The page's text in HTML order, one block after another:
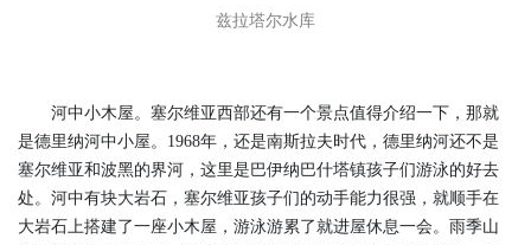
兹拉塔尔水库
河中小木屋。塞尔维亚西部还有一个景点值得介绍一下，那就
是德里纳河中小屋。1968年，还是南斯拉夫时代，德里纳河还不是
塞尔维亚和波黑的界河，这里是巴伊纳巴什塔镇孩子们游泳的好去
处。河中有块大岩石，塞尔维亚孩子们的动手能力很强，就顺手在
大岩石上搭建了一座小木屋，游泳游累了就进屋休息一会。雨季山